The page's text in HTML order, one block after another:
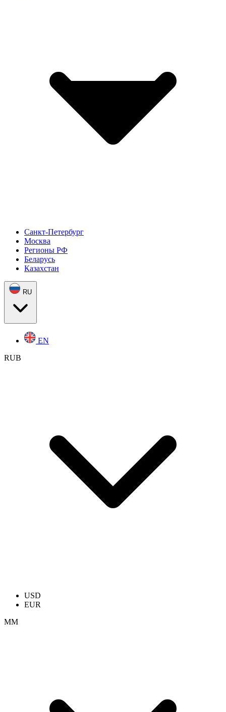
Санкт-Петербург
Москва
Регионы РФ
Беларусь
Казахстан
RU
EN
RUB
USD
EUR
ММ